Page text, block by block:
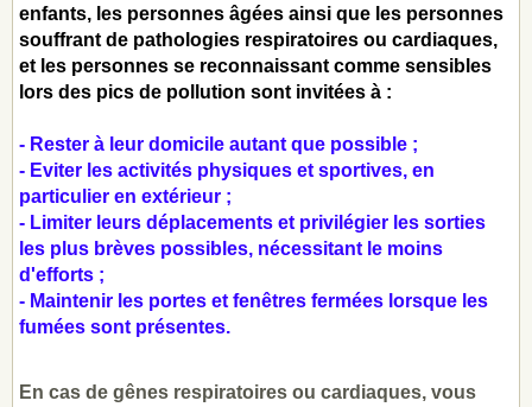
enfants, les personnes âgées ainsi que les personnes
souffrant de pathologies respiratoires ou cardiaques,
et les personnes se reconnaissant comme sensibles
lors des pics de pollution sont invitées à :
- Rester à leur domicile autant que possible ;
- Eviter les activités physiques et sportives, en
particulier en extérieur ;
- Limiter leurs déplacements et privilégier les sorties
les plus brèves possibles, nécessitant le moins
d'efforts ;
- Maintenir les portes et fenêtres fermées lorsque les
fumées sont présentes.
En cas de gênes respiratoires ou cardiaques, vous